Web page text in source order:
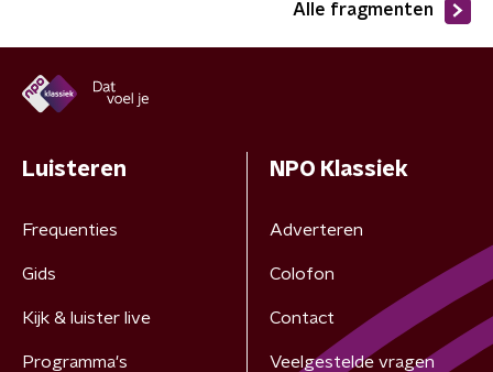
Alle fragmenten
Luisteren
Frequenties
Gids
Kijk & luister live
Programma's
NPO Klassiek
Adverteren
Colofon
Contact
Veelgestelde vragen